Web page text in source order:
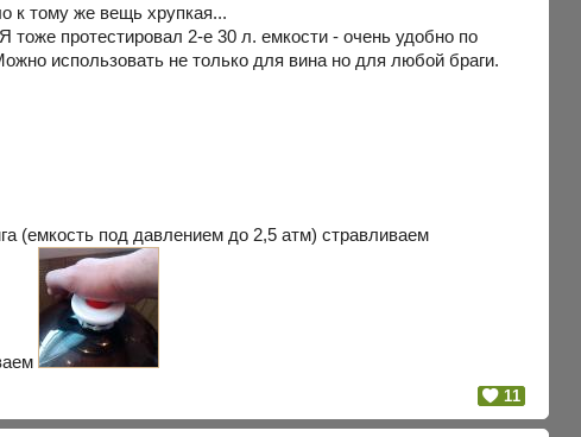
к тому же вещь хрупкая...
тоже протестировал 2-е 30 л. емкости - очень удобно по
использовать не только для вина но для любой браги.
(емкость под давлением до 2,5 атм) стравливаем
11